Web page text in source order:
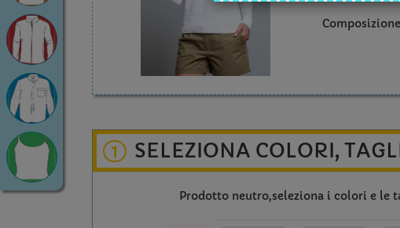
Composizione
1 SELEZIONA COLORI,
Prodotto neutro,seleziona i colori e le